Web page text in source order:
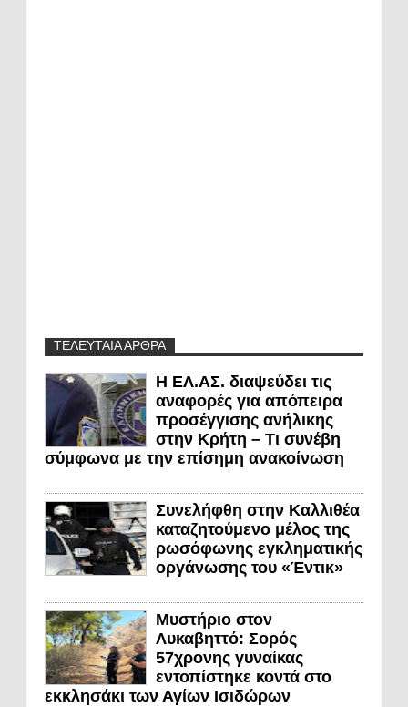
ΤΕΛΕΥΤΑΙΑ ΑΡΘΡΑ
Η ΕΛ.ΑΣ. διαψεύδει τις
αναφορές για απόπειρα
προσέγγισης ανήλικης
στην Κρήτη – Τι συνέβη
σύμφωνα με την επίσημη ανακοίνωση
Συνελήφθη στην Καλλιθέα
καταζητούμενο μέλος της
ρωσόφωνης εγκληματικής
οργάνωσης του «Έντικ»
Μυστήριο στον
Λυκαβηττό: Σορός
57χρονης γυναίκας
εντοπίστηκε κοντά στο
εκκλησάκι των Αγίων Ισιδώρων